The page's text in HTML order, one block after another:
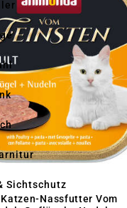
Sichtschutz
Nassfutter Vom